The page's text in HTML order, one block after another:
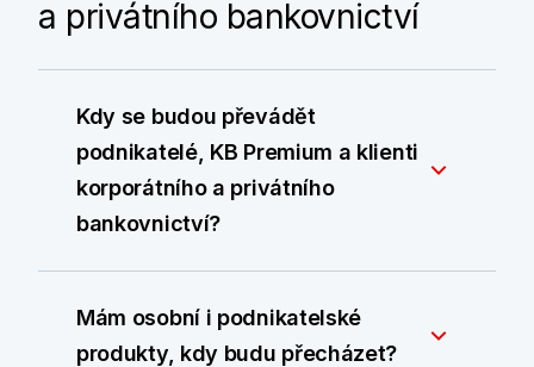
a privátního bankovnictví
Kdy se budou převádět
podnikatelé, KB Premium a klienti
korporátního a privátního
bankovnictví?
Mám osobní i podnikatelské
produkty, kdy budu přecházet?